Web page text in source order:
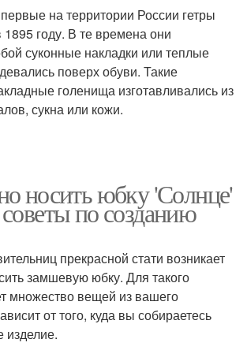
на территории России гетры
году. В те времена они
суконные накладки или теплые
поверх обуви. Такие
голенища изготавливались из
сукна или кожи.
носить юбку 'Солнце'
по созданию
прекрасной стати возникает
замшевую юбку. Для такого
множество вещей из вашего
от того, куда вы собираетесь
изделие.